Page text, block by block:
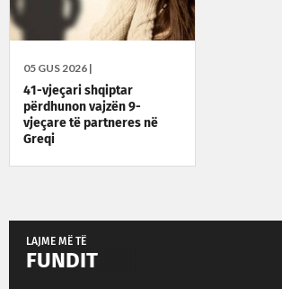
05 GUS 2026 |
41-vjeçari shqiptar
përdhunon vajzën 9-
vjeçare të partneres në
Greqi
LAJME MË TË
FUNDIT